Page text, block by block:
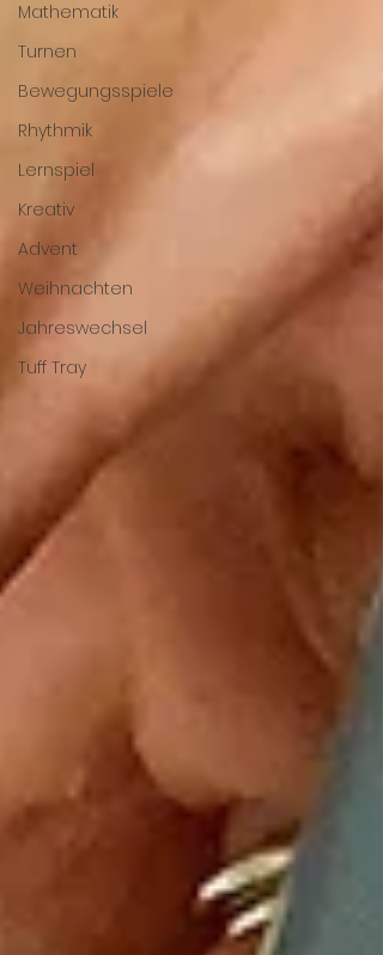
Mathematik
Turnen
Bewegungsspiele
Rhythmik
Lernspiel
Kreativ
Advent
Weihnachten
Jahreswechsel
Tuff Tray